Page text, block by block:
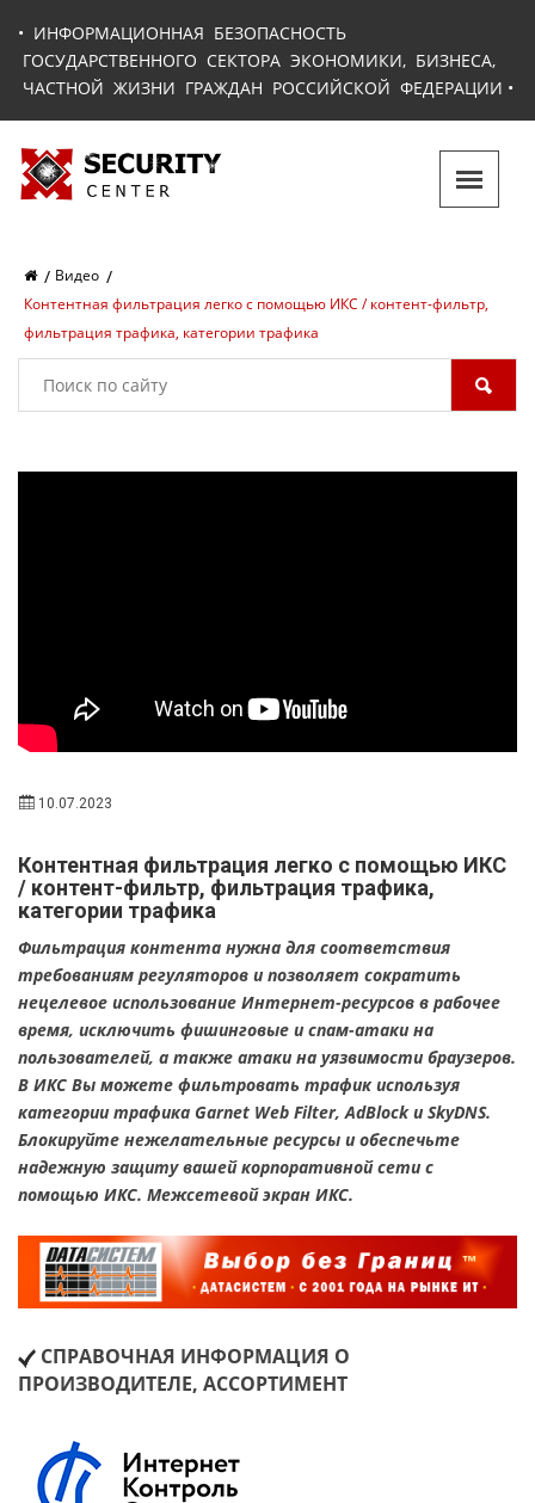
• ИНФОРМАЦИОННАЯ БЕЗОПАСНОСТЬ
ГОСУДАРСТВЕННОГО СЕКТОРА ЭКОНОМИКИ, БИЗНЕСА,
ЧАСТНОЙ ЖИЗНИ ГРАЖДАН РОССИЙСКОЙ ФЕДЕРАЦИИ •
Видео
Контентная фильтрация легко с помощью ИКС / контент-фильтр,
фильтрация трафика, категории трафика
10.07.2023
Контентная фильтрация легко с помощью ИКС
/ контент-фильтр, фильтрация трафика,
категории трафика
Фильтрация контента нужна для соответствия
требованиям регуляторов и позволяет сократить
нецелевое использование Интернет-ресурсов в рабочее
время, исключить фишинговые и спам-атаки на
пользователей, а также атаки на уязвимости браузеров.
В ИКС Вы можете фильтровать трафик используя
категории трафика Garnet Web Filter, AdBlock и SkyDNS.
Блокируйте нежелательные ресурсы и обеспечьте
надежную защиту вашей корпоративной сети с
помощью ИКС. Межсетевой экран ИКС.
СПРАВОЧНАЯ ИНФОРМАЦИЯ О
ПРОИЗВОДИТЕЛЕ, АССОРТИМЕНТ